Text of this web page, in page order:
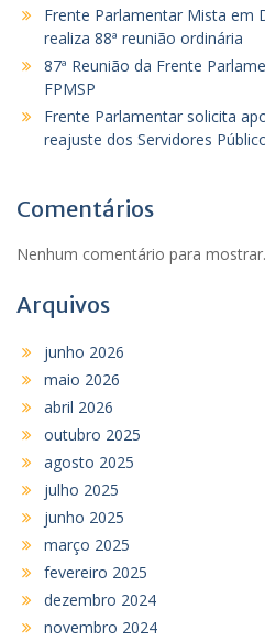
Frente Parlamentar Mista em
realiza 88ª reunião ordinária
87ª Reunião da Frente
FPMSP
Frente Parlamentar solicita
reajuste dos Servidores
Comentários
Nenhum comentário para mostrar.
Arquivos
junho 2026
maio 2026
abril 2026
outubro 2025
agosto 2025
julho 2025
junho 2025
março 2025
fevereiro 2025
dezembro 2024
novembro 2024